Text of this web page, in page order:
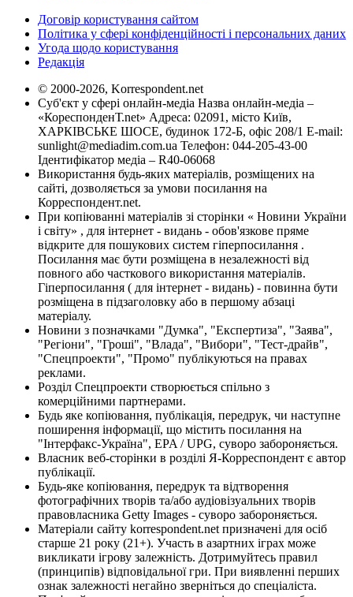
Договір користування сайтом
Політика у сфері конфіденційності і персональних даних
Угода щодо користування
Редакція
© 2000-2026, Korrespondent.net
Суб'єкт у сфері онлайн-медіа Назва онлайн-медіа –
«КореспонденТ.net» Адреса: 02091, місто Київ,
ХАРКІВСЬКЕ ШОСЕ, будинок 172-Б, офіс 208/1 E-mail:
sunlight@mediadim.com.ua Телефон: 044-205-43-00
Ідентифікатор медіа – R40-06068
Використання будь-яких матеріалів, розміщених на
сайті, дозволяється за умови посилання на
Корреспондент.net.
При копіюванні матеріалів зі сторінки « Новини України
і світу» , для інтернет - видань - обов'язкове пряме
відкрите для пошукових систем гіперпосилання .
Посилання має бути розміщена в незалежності від
повного або часткового використання матеріалів.
Гіперпосилання ( для інтернет - видань) - повинна бути
розміщена в підзаголовку або в першому абзаці
матеріалу.
Новини з позначками "Думка", "Експертиза", "Заява",
"Регіони", "Гроші", "Влада", "Вибори", "Тест-драйв",
"Спецпроекти", "Промо" публікуються на правах
реклами.
Розділ Спецпроекти створюється спільно з
комерційними партнерами.
Будь яке копіювання, публікація, передрук, чи наступне
поширення інформації, що містить посилання на
"Інтерфакс-Україна", EPA / UPG, суворо забороняється.
Власник веб-сторінки в розділі Я-Корреспондент є автор
публікації.
Будь-яке копіювання, передрук та відтворення
фотографічних творів та/або аудіовізуальних творів
правовласника Getty Images - суворо забороняється.
Матеріали сайту korrespondent.net призначені для осіб
старше 21 року (21+). Участь в азартних іграх може
викликати ігрову залежність. Дотримуйтесь правил
(принципів) відповідальної гри. При виявленні перших
ознак залежності негайно зверніться до спеціаліста.